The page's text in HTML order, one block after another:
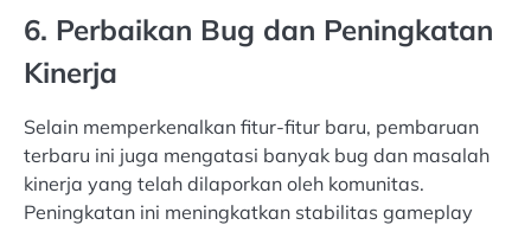
6. Perbaikan Bug dan Peningkatan
Kinerja
Selain memperkenalkan fitur-fitur baru, pembaruan
terbaru ini juga mengatasi banyak bug dan masalah
kinerja yang telah dilaporkan oleh komunitas.
Peningkatan ini meningkatkan stabilitas gameplay